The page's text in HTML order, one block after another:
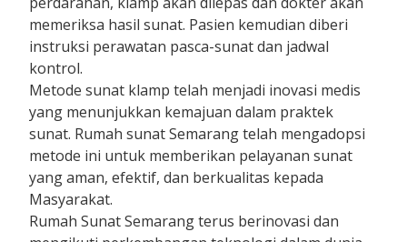
memeriksa hasil sunat. Pasien kemudian diberi
instruksi perawatan pasca-sunat dan jadwal
kontrol.
Metode sunat klamp telah menjadi inovasi medis
yang menunjukkan kemajuan dalam praktek
sunat. Rumah sunat Semarang telah mengadopsi
metode ini untuk memberikan pelayanan sunat
yang aman, efektif, dan berkualitas kepada
Masyarakat.
Rumah Sunat Semarang terus berinovasi dan